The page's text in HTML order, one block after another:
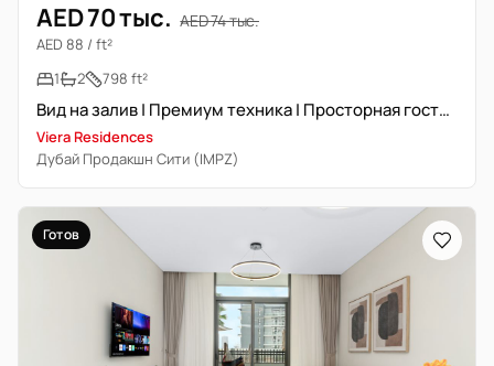
AED 70 тыс. AED 74 тыс.
AED 88 / ft²
1
2 798 ft²
Вид на залив | Премиум техника | Просторная гостиная
Viera Residences
Дубай Продакшн Сити (IMPZ)
Готов